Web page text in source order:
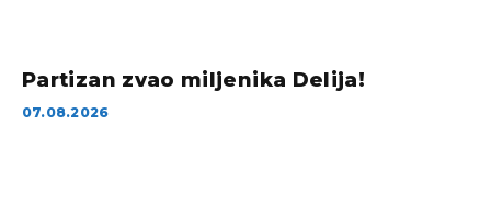
Partizan zvao miljenika Delija!
07.08.2026